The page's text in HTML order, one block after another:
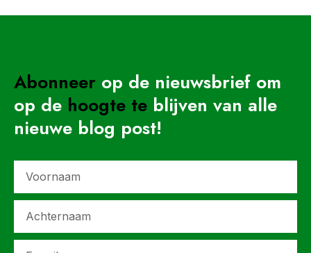
Abonneer op de nieuwsbrief om
op de hoogte te blijven van alle
nieuwe blog post!